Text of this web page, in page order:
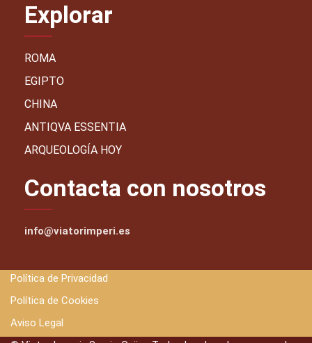
Explorar
ROMA
EGIPTO
CHINA
ANTIQVA ESSENTIA
ARQUEOLOGÍA HOY
Contacta con nosotros
info@viatorimperi.es
Política de Privacidad
Política de Cookies
Aviso Legal